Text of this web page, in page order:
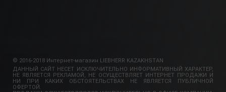
© 2016-2018 Интернет-магазин LIEBHERR KAZAKHSTAN
ДАННЫЙ САЙТ НЕСЕТ ИСКЛЮЧИТЕЛЬНО ИНФОРМАТИВНЫЙ ХАРАКТЕР,
НЕ ЯВЛЯЕТСЯ РЕКЛАМОЙ, НЕ ОСУЩЕСТВЛЯЕТ ИНТЕРНЕТ ПРОДАЖИ И
НИ ПРИ КАКИХ ОБСТОЯТЕЛЬСТВАХ НЕ ЯВЛЯЕТСЯ ПУБЛИЧНОЙ
ОФЕРТОЙ.